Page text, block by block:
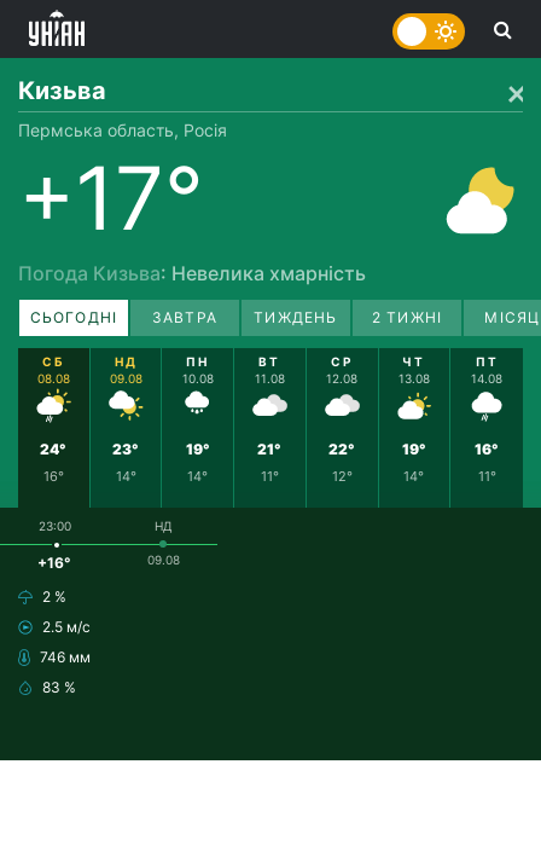
Кизьва
Пермська область, Росія
+17°
Погода Кизьва: Невелика хмарність
СЬОГОДНІ ЗАВТРА ТИЖДЕНЬ 2 ТИЖНІ
СБ
08.08
24°
16°
НД
09.08
23°
14°
ПН
10.08
19°
14°
ВТ
11.08
21°
11°
СР
12.08
22°
12°
ЧТ
13.08
19°
14°
ПТ
14.08
16°
11°
23:00
+16°
2 %
2.5 м/с
746 мм
83 %
НД
09.08